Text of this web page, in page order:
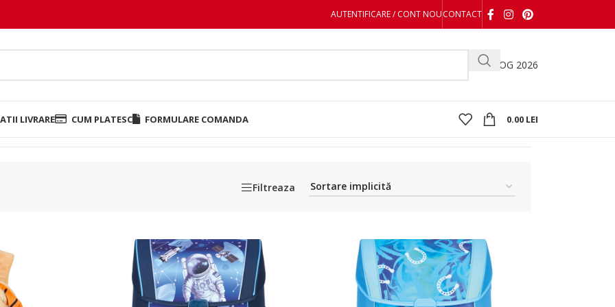
AUTENTIFICARE / CONT NOUCONTACT
CATALOG 2026
LIVRARE CUM PLATESC FORMULARE COMANDA 0.00 LEI
Afișez 1 - 32 din 72 de rezultate
Filtreaza